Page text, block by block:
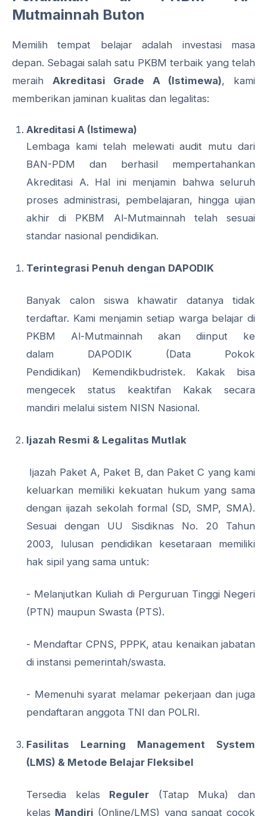
Mutmainnah Buton
Memilih tempat belajar adalah investasi masa
depan. Sebagai salah satu PKBM terbaik yang telah
meraih Akreditasi Grade A (Istimewa), kami
memberikan jaminan kualitas dan legalitas:
Akreditasi A (Istimewa)
Lembaga kami telah melewati audit mutu dari
BAN-PDM dan berhasil mempertahankan
Akreditasi A. Hal ini menjamin bahwa seluruh
proses administrasi, pembelajaran, hingga ujian
akhir di PKBM Al-Mutmainnah telah sesuai
standar nasional pendidikan.
Terintegrasi Penuh dengan DAPODIK
Banyak calon siswa khawatir datanya tidak
terdaftar. Kami menjamin setiap warga belajar di
PKBM Al-Mutmainnah akan diinput ke
dalam DAPODIK (Data Pokok
Pendidikan) Kemendikbudristek. Kakak bisa
mengecek status keaktifan Kakak secara
mandiri melalui sistem NISN Nasional.
Ijazah Resmi & Legalitas Mutlak
Ijazah Paket A, Paket B, dan Paket C yang kami
keluarkan memiliki kekuatan hukum yang sama
dengan ijazah sekolah formal (SD, SMP, SMA).
Sesuai dengan UU Sisdiknas No. 20 Tahun
2003, lulusan pendidikan kesetaraan memiliki
hak sipil yang sama untuk:
- Melanjutkan Kuliah di Perguruan Tinggi Negeri
(PTN) maupun Swasta (PTS).
- Mendaftar CPNS, PPPK, atau kenaikan jabatan
di instansi pemerintah/swasta.
- Memenuhi syarat melamar pekerjaan dan juga
pendaftaran anggota TNI dan POLRI.
Fasilitas Learning Management System
(LMS) & Metode Belajar Fleksibel
Tersedia kelas Reguler (Tatap Muka) dan
kelas Mandiri (Online/LMS) yang sangat cocok